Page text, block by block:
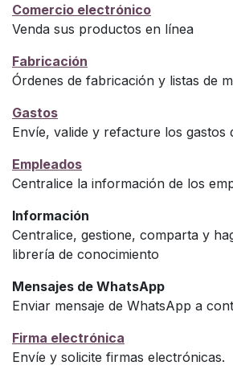
Comercio electrónico
Venda sus productos en línea
Fabricación
Órdenes de fabricación y listas de
Gastos
Envíe, valide y refacture los gastos
Empleados
Centralice la información de los
Información
Centralice, gestione, comparta y
librería de conocimiento
Mensajes de WhatsApp
Enviar mensaje de WhatsApp a
Firma electrónica
Envíe y solicite firmas electrónicas.